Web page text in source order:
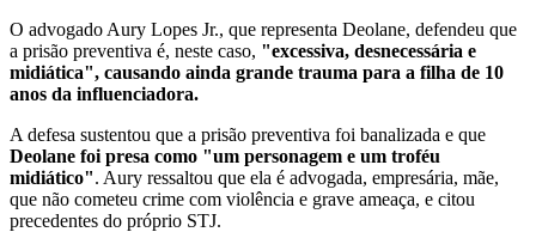
O advogado Aury Lopes Jr., que representa Deolane, defendeu que
a prisão preventiva é, neste caso, "excessiva, desnecessária e
midiática", causando ainda grande trauma para a filha de 10
anos da influenciadora.
A defesa sustentou que a prisão preventiva foi banalizada e que
Deolane foi presa como "um personagem e um troféu
midiático". Aury ressaltou que ela é advogada, empresária, mãe,
que não cometeu crime com violência e grave ameaça, e citou
precedentes do próprio STJ.